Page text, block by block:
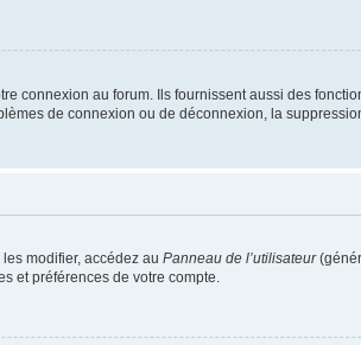
connexion au forum. Ils fournissent aussi des
de connexion ou de déconnexion, la
modifier, accédez au Panneau de l’utilisateur
et préférences de votre compte.